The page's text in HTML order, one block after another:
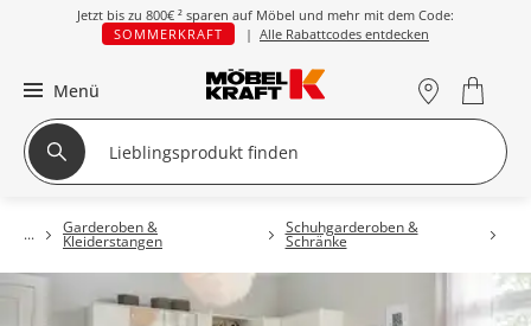
Jetzt bis zu 800€ ² sparen auf Möbel und mehr mit dem Code:
SOMMERKRAFT
| Alle Rabattcodes entdecken
Menü
Garderoben &
Kleiderstangen
Schuhgarderoben &
Schränke